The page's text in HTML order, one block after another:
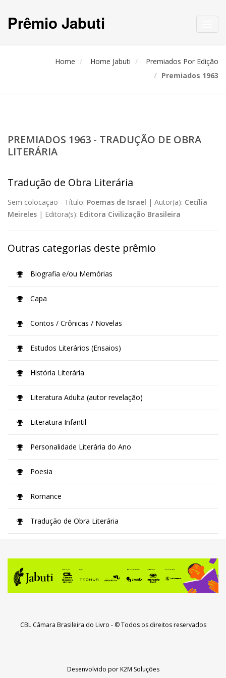
Prêmio Jabuti
Home Home Jabuti
Premiados Por Edição
Premiados 1963
PREMIADOS 1963 - TRADUÇÃO DE OBRA
LITERÁRIA
Tradução de Obra Literária
Sem colocação - Título: Poemas de Israel | Autor(a): Cecília
Meireles | Editora(s): Editora Civilização Brasileira
Outras categorias deste prêmio
Biografia e/ou Memórias
Capa
Contos / Crônicas / Novelas
Estudos Literários (Ensaios)
História Literária
Literatura Adulta (autor revelação)
Literatura Infantil
Personalidade Literária do Ano
Poesia
Romance
Tradução de Obra Literária
CBL Câmara Brasileira do Livro - © Todos os direitos reservados
Desenvolvido porK2M Soluções